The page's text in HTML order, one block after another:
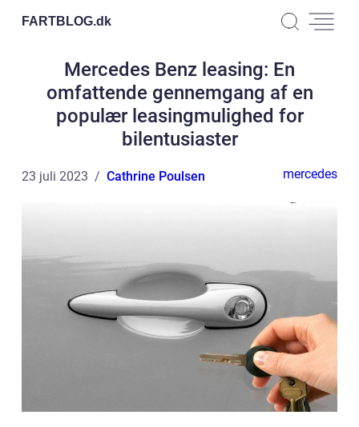
FARTBLOG.dk
Mercedes Benz leasing: En
omfattende gennemgang af en
populær leasingmulighed for
bilentusiaster
23 juli 2023 Cathrine Poulsen mercedes